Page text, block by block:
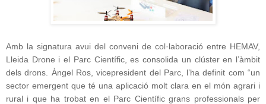
Amb la signatura avui del conveni de col·laboració entre HEMAV,
Lleida Drone i el Parc Científic, es consolida un clúster en l’àmbit
dels drons. Àngel Ros, vicepresident del Parc, l’ha definit com “un
sector emergent que té una aplicació molt clara en el món agrari i
rural i que ha trobat en el Parc Científic grans professionals per